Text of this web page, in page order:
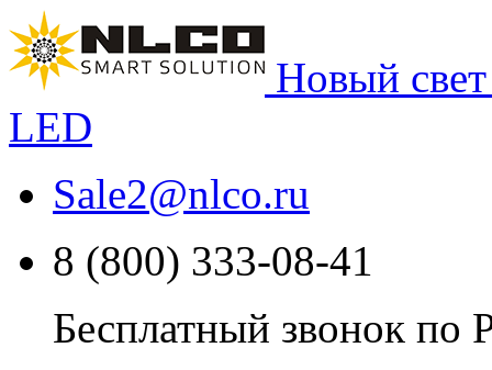
Новый
LED
Sale2@nlco.ru
8 (800) 333-08-41
Бесплатный звонок по